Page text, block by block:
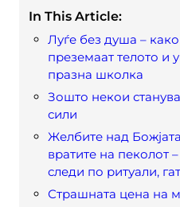
In This Article:
Луѓе без душа –
преземаат телото и
празна школка
Зошто некои
сили
Желбите над
вратите на пеколот
следи по ритуали,
Страшната цена на